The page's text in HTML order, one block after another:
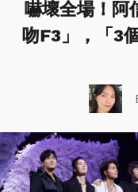
嚇壞全場！阿
吻F3」，「3